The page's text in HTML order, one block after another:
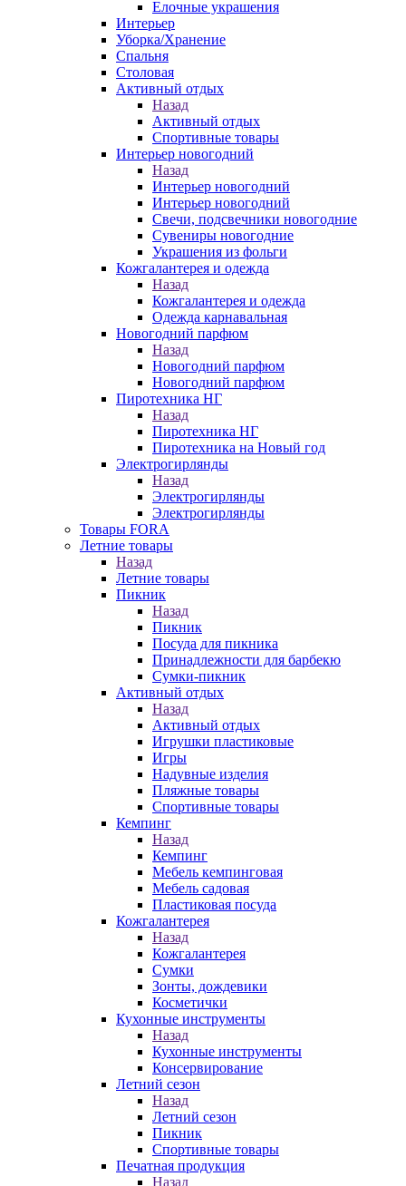
Елочные украшения
Интерьер
Уборка/Хранение
Спальня
Столовая
Активный отдых
Назад
Активный отдых
Спортивные товары
Интерьер новогодний
Назад
Интерьер новогодний
Интерьер новогодний
Свечи, подсвечники новогодние
Сувениры новогодние
Украшения из фольги
Кожгалантерея и одежда
Назад
Кожгалантерея и одежда
Одежда карнавальная
Новогодний парфюм
Назад
Новогодний парфюм
Новогодний парфюм
Пиротехника НГ
Назад
Пиротехника НГ
Пиротехника на Новый год
Электрогирлянды
Назад
Электрогирлянды
Электрогирлянды
Товары FORA
Летние товары
Назад
Летние товары
Пикник
Назад
Пикник
Посуда для пикника
Принадлежности для барбекю
Сумки-пикник
Активный отдых
Назад
Активный отдых
Игрушки пластиковые
Игры
Надувные изделия
Пляжные товары
Спортивные товары
Кемпинг
Назад
Кемпинг
Мебель кемпинговая
Мебель садовая
Пластиковая посуда
Кожгалантерея
Назад
Кожгалантерея
Сумки
Зонты, дождевики
Косметички
Кухонные инструменты
Назад
Кухонные инструменты
Консервирование
Летний сезон
Назад
Летний сезон
Пикник
Спортивные товары
Печатная продукция
Назад